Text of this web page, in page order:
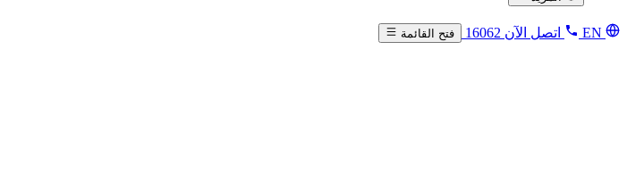
EN اتصل الآن 16062 فتح القائمة